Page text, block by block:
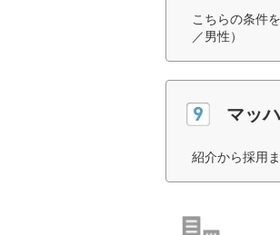
こちらの条件
／男性）
マッ
紹介から採用